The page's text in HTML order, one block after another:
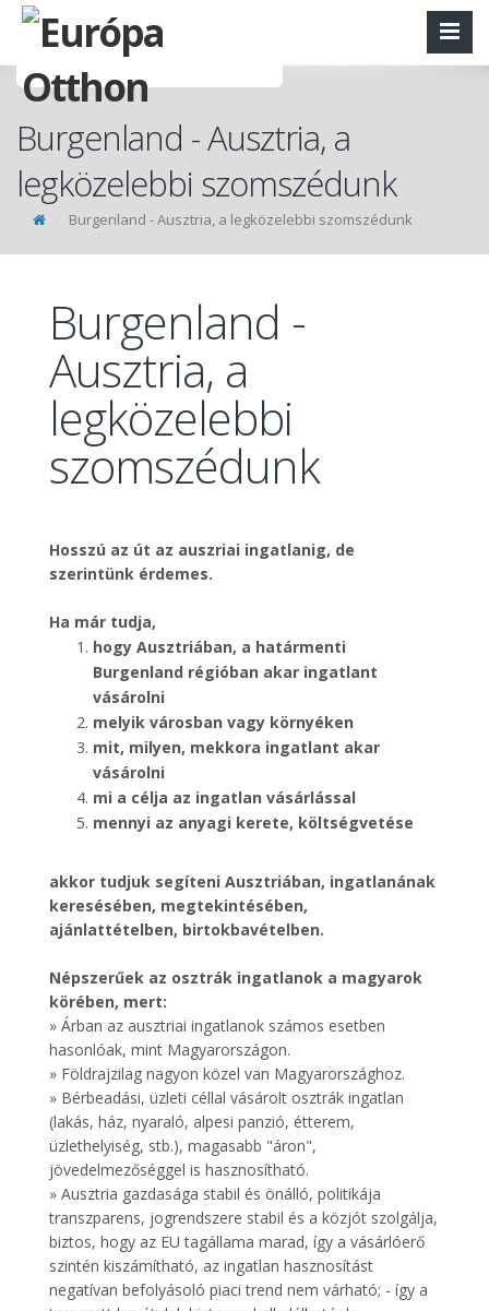
Burgenland - Ausztria, a
legközelebbi szomszédunk
Burgenland - Ausztria, a legközelebbi szomszédunk
Burgenland -
Ausztria, a
legközelebbi
szomszédunk
Hosszú az út az auszriai ingatlanig, de
szerintünk érdemes.
Ha már tudja,
hogy Ausztriában, a határmenti
Burgenland régióban akar ingatlant
vásárolni
melyik városban vagy környéken
mit, milyen, mekkora ingatlant akar
vásárolni
mi a célja az ingatlan vásárlással
mennyi az anyagi kerete, költségvetése
akkor tudjuk segíteni Ausztriában, ingatlanának
keresésében, megtekintésében,
ajánlattételben, birtokbavételben.
Népszerűek az osztrák ingatlanok a magyarok
körében, mert:
» Árban az ausztriai ingatlanok számos esetben
hasonlóak, mint Magyarországon.
» Földrajzilag nagyon közel van Magyarországhoz.
» Bérbeadási, üzleti céllal vásárolt osztrák ingatlan
(lakás, ház, nyaraló, alpesi panzió, étterem,
üzlethelyiség, stb.), magasabb "áron",
jövedelmezőséggel is hasznosítható.
» Ausztria gazdasága stabil és önálló, politikája
transzparens, jogrendszere stabil és a közjót szolgálja,
biztos, hogy az EU tagállama marad, így a vásárlóerő
szintén kiszámítható, az ingatlan hasznosítást
negatívan befolyásoló piaci trend nem várható; - így a